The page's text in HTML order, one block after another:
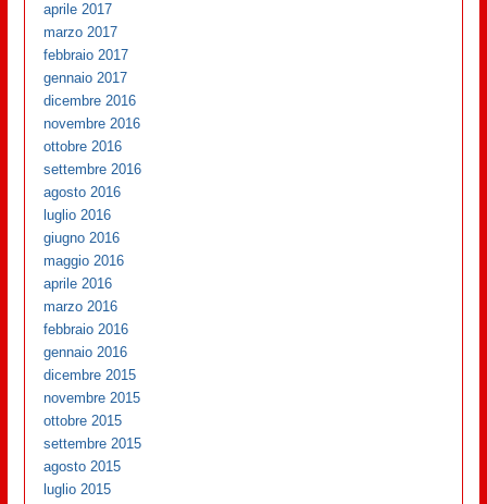
aprile 2017
marzo 2017
febbraio 2017
gennaio 2017
dicembre 2016
novembre 2016
ottobre 2016
settembre 2016
agosto 2016
luglio 2016
giugno 2016
maggio 2016
aprile 2016
marzo 2016
febbraio 2016
gennaio 2016
dicembre 2015
novembre 2015
ottobre 2015
settembre 2015
agosto 2015
luglio 2015